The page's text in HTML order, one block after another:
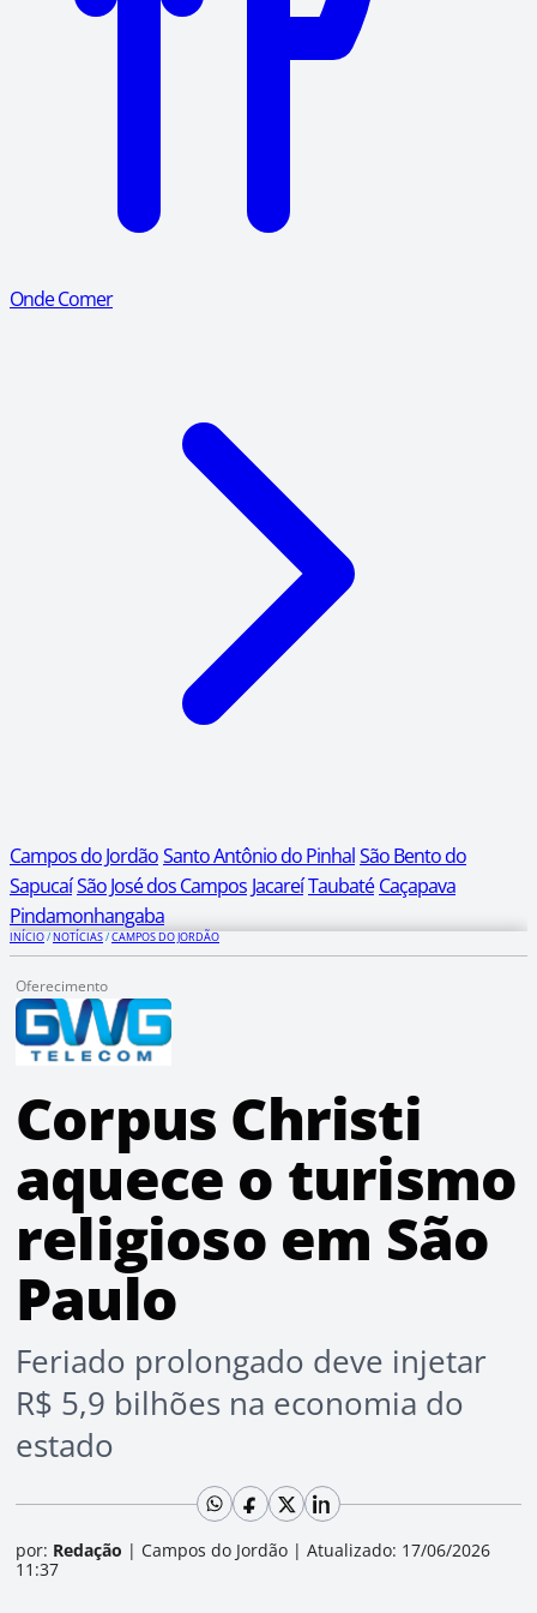
Onde Comer
Campos do JordãoSanto Antônio do PinhalSão Bento do
SapucaíSão José dos Campos JacareíTaubaté Caçapava
Pindamonhangaba
INÍCIO/NOTÍCIAS/CAMPOS DO JORDÃO
Oferecimento
Corpus Christi
aquece o turismo
religioso em São
Paulo
Feriado prolongado deve injetar
R$ 5,9 bilhões na economia do
estado
por: Redação | Campos do Jordão | Atualizado: 17/06/2026
11:37